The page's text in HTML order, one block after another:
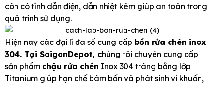
còn có tính dẫn điện, dẫn nhiệt kém giúp an toàn trong
quá trình sử dụng.
Hiện nay các đại lí đa số cung cấp bồn rửa chén inox
304. Tại SaigonDepot, chúng tôi chuyên cung cấp
sản phẩm chậu rửa chén Inox 304 tráng bằng lớp
Titanium giúp hạn chế bám bẩn và phát sinh vi khuẩn,